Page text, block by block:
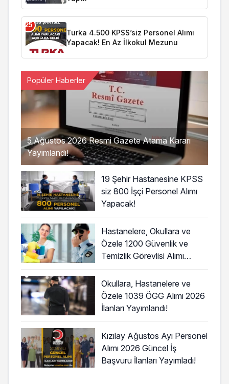
25
Turka 4.500 KPSS’siz Personel Alımı
Yapacak! En Az İlkokul Mezunu
5 Ağustos 2026 Resmi Gazete Atama Kararı
Yayımlandı!
Popüler Haberler
19 Şehir Hastanesine KPSS
siz 800 İşçi Personel Alımı
Yapacak!
Hastanelere, Okullara ve
Özele 1200 Güvenlik ve
Temizlik Görevlisi Alımı
Okullara, Hastanelere ve
Özele 1039 ÖGG Alımı 2026
İlanları Yayımlandı!
Kızılay Ağustos Ayı Personel
Alımı 2026 Güncel İş
Başvuru İlanları Yayımladı!